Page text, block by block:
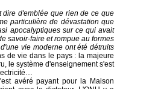
dire d'emblée que rien de ce que
particulière de dévastation que
apocalyptiques sur ce qui avait
savoir-faire et rompue au formes
vie moderne ont été détruits
de vie dans le pays : la majeure
le système d'enseignement s'est
avéré payant pour la Maison